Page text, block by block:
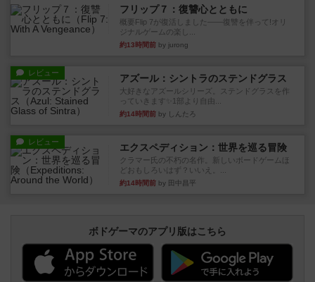
フリップ７：復讐心とともに
概要Flip 7が復活しました――復讐を伴って!オリ
ジナルゲームの楽し...
約13時間前 by jurong
レビュー アズール：シントラのステンドグラス
大好きなアズールシリーズ。ステンドグラスを作
っていきます✨1部より自由...
約14時間前 by しんたろ
レビュー エクスペディション：世界を巡る冒険
クラマー氏の不朽の名作。新しいボードゲームほ
どおもしろいはず？いいえ。...
約14時間前 by 田中昌平
ボドゲーマのアプリ版はこちら